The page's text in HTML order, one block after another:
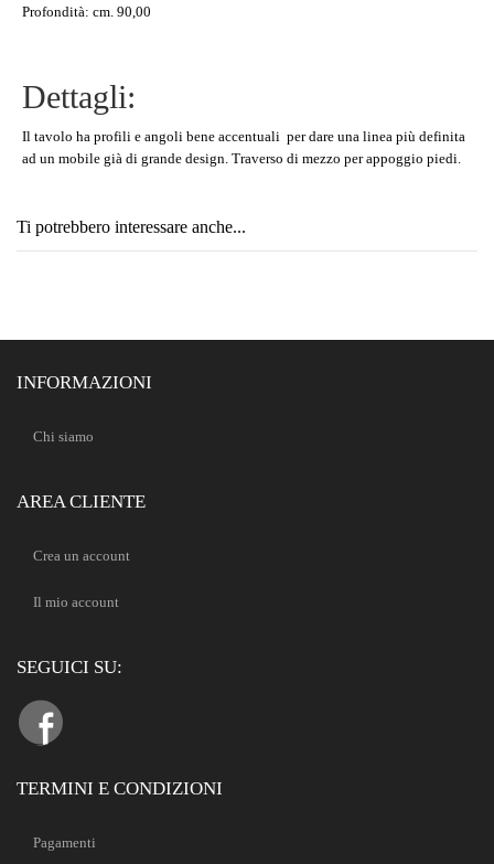
Profondità: cm. 90,00
Dettagli:
Il tavolo ha profili e angoli bene accentuali per dare una linea più definita
ad un mobile già di grande design. Traverso di mezzo per appoggio piedi.
Ti potrebbero interessare anche...
INFORMAZIONI
Chi siamo
AREA CLIENTE
Crea un account
Il mio account
SEGUICI SU:
TERMINI E CONDIZIONI
Pagamenti